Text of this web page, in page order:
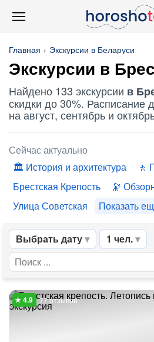
Главная Экскурсии в Беларуси
Экскурсии в
Найдено 133 экскурсии в
скидки до 30%. Расписание
на август, сентябрь и
Сейчас актуально
История и архитектура
Брестская Крепость
Улица Советская
Показать
Выбрать дату 1 чел.
77 отзывов